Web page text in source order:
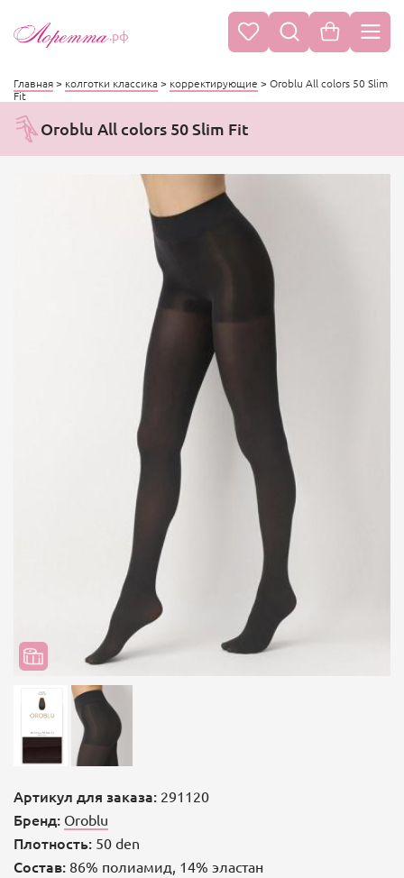
.рф
Главная> колготки классика> корректирующие > Oroblu All colors 50 Slim
Fit
Oroblu All colors 50 Slim Fit
Артикул для заказа: 291120
Бренд: Oroblu
Плотность: 50 den
Состав: 86% полиамид, 14% эластан